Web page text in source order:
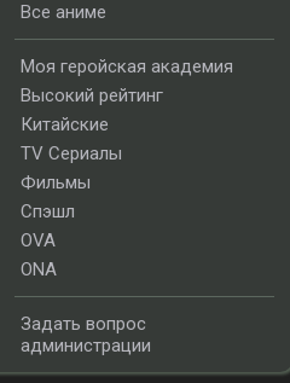
Все аниме
Моя геройская академия
Высокий рейтинг
Китайские
TV Сериалы
Фильмы
Спэшл
OVA
ONA
Задать вопрос
администрации